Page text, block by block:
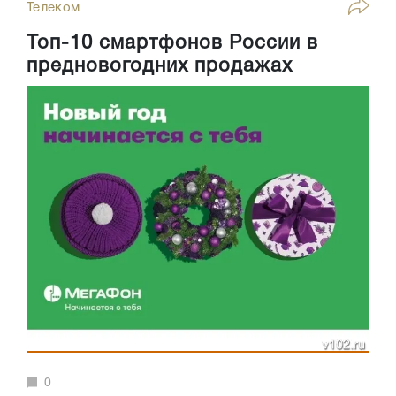
Телеком
Топ-10 смартфонов России в
предновогодних продажах
0